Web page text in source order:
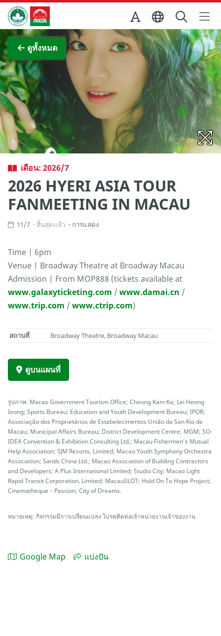
Skip to Main Content
สำนักงานการท่องเที่ยวของรัฐบาลมาเก๊า
ดูทั้งหมด
ภาพขยาย
เดือน: 2026/7
2026 HYERI ASIA TOUR
FANMEETING IN MACAU
11/7 สิ้นสุดแล้ว การแสดง
Time | 6pm
Venue | Broadway Theatre at Broadway Macau
Admission | From MOP888 (tickets available at
www.galaxyticketing.com / www.damai.cn /
www.trip.com / www.ctrip.com)
สถานที่ Broadway Theatre, Broadway Macau
ดูบนแผนที่
รูปภาพ: Macao Government Tourism Office; Cheong Kam Ka; Lei Heong
Ieong; Sports Bureau; Education and Youth Development Bureau; IPOR;
Associação dos Proprietários de Estabelecimentos União da San Kio de
Macau; Municipal Affairs Bureau; District Development Centre; MGM; SO-
IDEA Convention & Exhibition Consulting Ltd.; Macau Fishermen’s Mutual
Help Association; SJM Resorts, Limited; Macao Youth Symphony Orchestra
Association; Sands China Ltd.; Macao Association of Building Contractors
and Developers; A Plus International Limited; Studio City; Macao Light
Rapid Transit Corporation, Limited; MacauSLOT; Hold On To Hope Project;
Cinematheque・Passion; City of Dreams.
หมายเหตุ: กิจกรรมมีการเปลี่ยนแปลง โปรคติดต่อเจ้าหน่วยงานเจ้าของงาน
Google Map แบ่งปัน